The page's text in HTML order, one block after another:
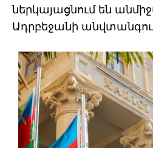
ներկայացնում են
Ադրբեջանի